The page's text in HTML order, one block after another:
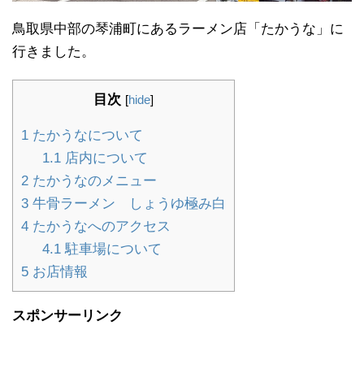
鳥取県中部の琴浦町にあるラーメン店「たかうな」に
行きました。
目次 [hide]
1 たかうなについて
1.1店内について
2 たかうなのメニュー
3 牛骨ラーメン しょうゆ極み白
4 たかうなへのアクセス
4.1駐車場について
5 お店情報
スポンサーリンク